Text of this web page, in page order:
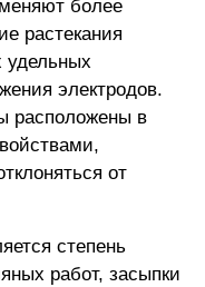
более
растекания
удельных
электродов.
расположены в
от
степень
работ, засыпки